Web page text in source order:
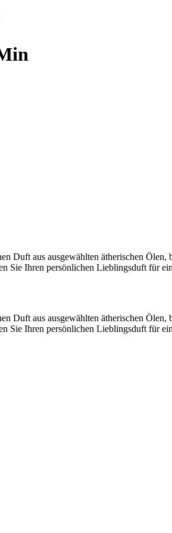
Duft aus ausgewählten ätherischen
Sie Ihren persönlichen Lieblingsduft für
Duft aus ausgewählten ätherischen
Sie Ihren persönlichen Lieblingsduft für